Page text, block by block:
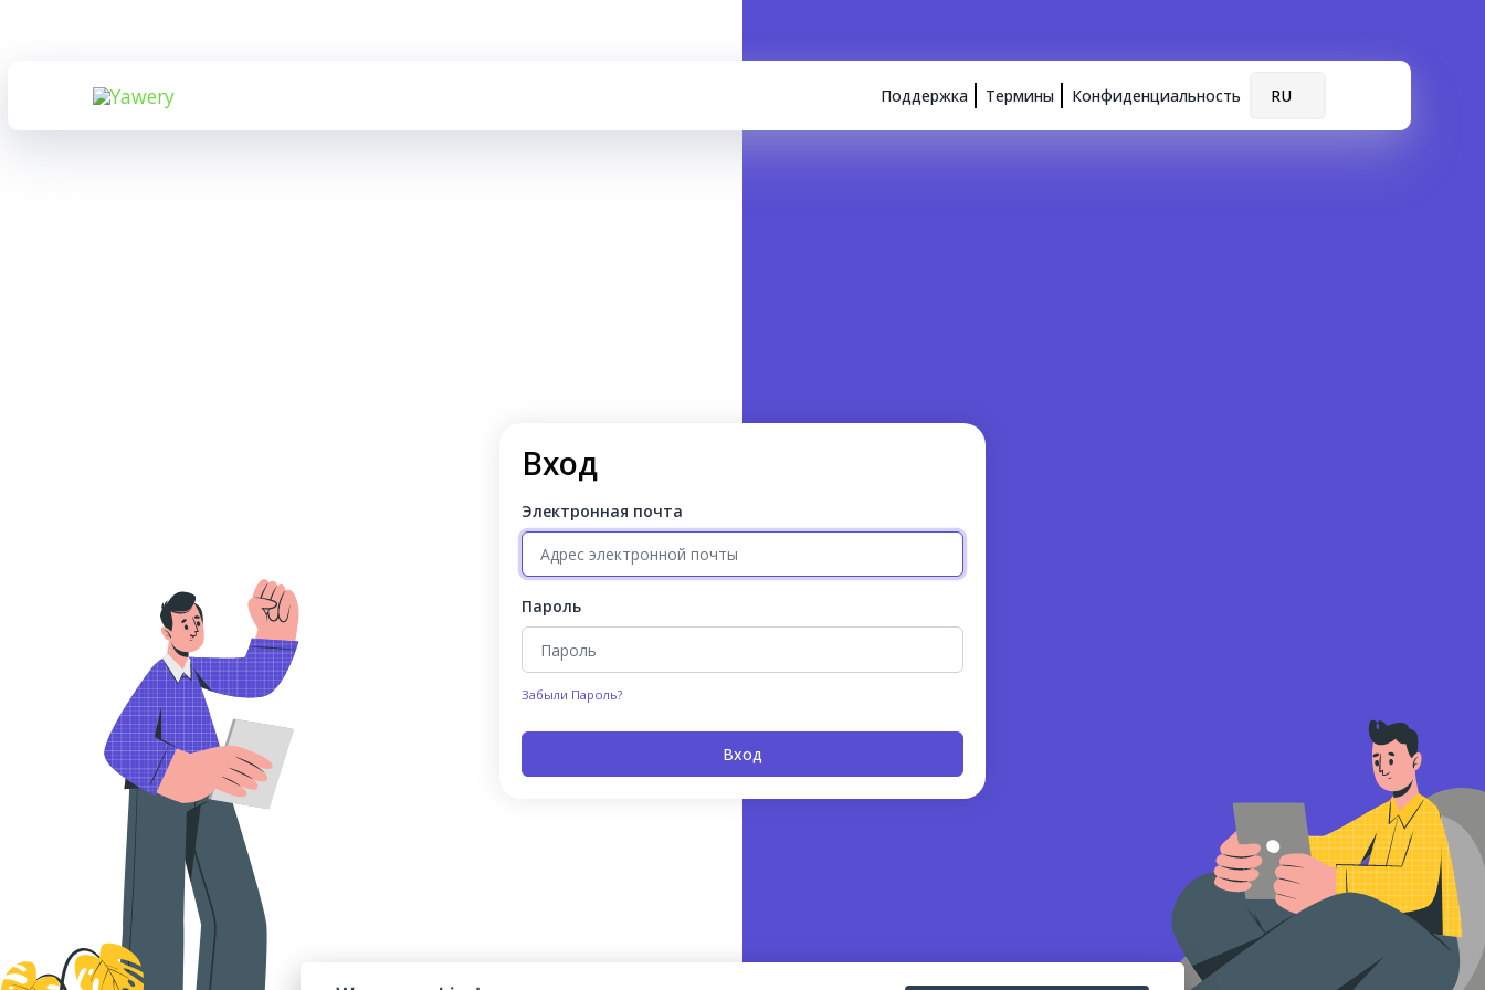
Поддержка Термины Конфиденциальность RU
Вход
Электронная почта
Пароль
Забыли Пароль?
Вход